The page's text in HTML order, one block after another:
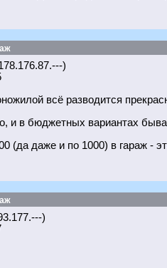
)
всё разводится
и в бюджетных вариантах
(да даже и по 1000) в гараж -
)